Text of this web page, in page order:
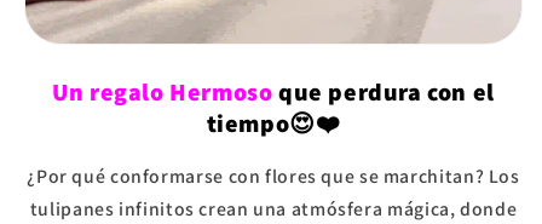
Un regalo Hermosoque perdura con el
tiempo😍❤️
¿Por qué conformarse con flores que se marchitan? Los
tulipanes infinitos crean una atmósfera mágica, donde